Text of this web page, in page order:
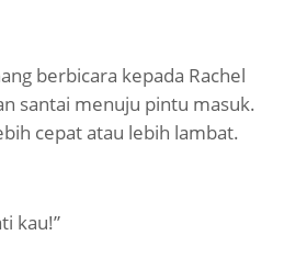
berbicara kepada Rachel
santai menuju pintu masuk.
cepat atau lebih lambat.
kau!”